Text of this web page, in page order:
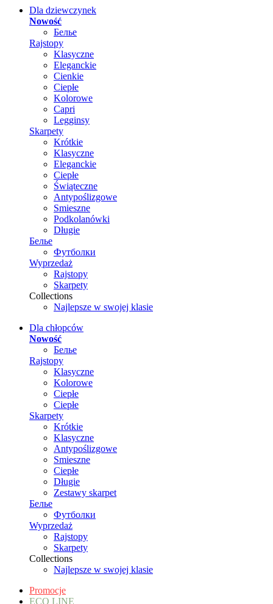
Dla dziewczynek
Nowość
Белье
Rajstopy
Klasyczne
Eleganckie
Cienkie
Ciepłe
Kolorowe
Capri
Legginsy
Skarpety
Krótkie
Klasyczne
Eleganckie
Ciepłe
Świąteczne
Antypoślizgowe
Smieszne
Podkolanówki
Długie
Белье
Футболки
Wyprzedaż
Rajstopy
Skarpety
Collections
Najlepsze w swojej klasie
Dla chłopców
Nowość
Белье
Rajstopy
Klasyczne
Kolorowe
Ciepłe
Ciepłe
Skarpety
Krótkie
Klasyczne
Antypoślizgowe
Smieszne
Ciepłe
Długie
Zestawy skarpet
Белье
Футболки
Wyprzedaż
Rajstopy
Skarpety
Collections
Najlepsze w swojej klasie
Promocje
ECO LINE